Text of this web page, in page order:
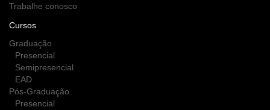
Trabalhe conosco
Cursos
Graduação
Presencial
Semipresencial
EAD
Pós-Graduação
Presencial